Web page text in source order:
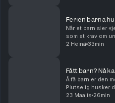
Ferien barna
Når et barn sier
som et krav om
noe annet som
2 Heinä 33min
Fått barn? Nå
Å få barn er den
Plutselig husker
du ble møtt av de
23 Maalis 26min